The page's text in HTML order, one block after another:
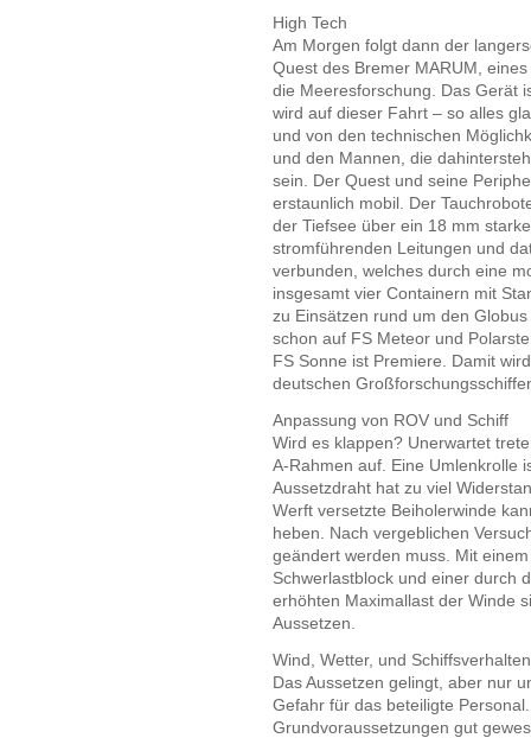
High Tech
Am Morgen folgt dann der
Quest des Bremer MARUM,
die Meeresforschung. Das Gerät
wird auf dieser Fahrt – so alles
und von den technischen
und den Mannen, die
sein. Der Quest und seine
erstaunlich mobil. Der
der Tiefsee über ein 18 mm
stromführenden Leitungen und
verbunden, welches durch eine
insgesamt vier Containern mit
zu Einsätzen rund um den
schon auf FS Meteor und
FS Sonne ist Premiere. Damit
deutschen
Anpassung von ROV und Schiff
Wird es klappen? Unerwartet
A-Rahmen auf. Eine Umlenkrolle
Aussetzdraht hat zu viel
Werft versetzte Beiholerwinde
heben. Nach vergeblichen
geändert werden muss. Mit
Schwerlastblock und einer durch
erhöhten Maximallast der Winde
Aussetzen.
Wind, Wetter, und Schiffsverhalten
Das Aussetzen gelingt, aber nur
Gefahr für das beteiligte
Grundvoraussetzungen gut